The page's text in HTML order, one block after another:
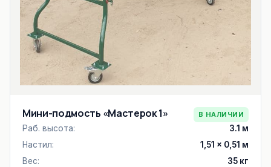
Мини-подмость «Мастерок 1» В НАЛИЧИИ
Раб. высота:
3.1 м
Настил:
1,51 × 0,51 м
Вес:
35 кг